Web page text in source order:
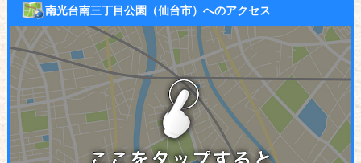
南光台南三丁目公園（仙台市）へのアクセス